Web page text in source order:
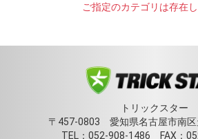
ご指定のカテゴリは存在
トリックスター
〒457-0803 愛知県名古屋市南区
TEL：052-908-1486 FAX：